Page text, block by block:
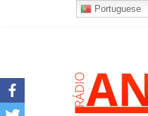
Portuguese